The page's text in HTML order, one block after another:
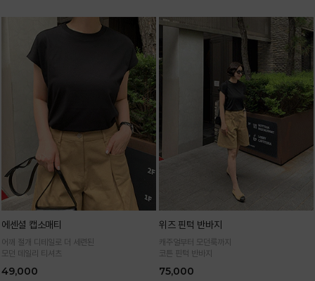
에센셜 캡소매티
어깨 절개 디테일로 더 세련된
모던 데일리 티셔츠
49,000
위즈 핀턱 반바지
캐주얼부터 모던룩까지
코튼 핀턱 반바지
75,000